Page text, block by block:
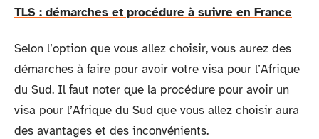
TLS : démarches et procédure à suivre en France
Selon l’option que vous allez choisir, vous aurez des
démarches à faire pour avoir votre visa pour l’Afrique
du Sud. Il faut noter que la procédure pour avoir un
visa pour l’Afrique du Sud que vous allez choisir aura
des avantages et des inconvénients.